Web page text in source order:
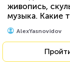
живопись,
музыка. Какие
великих
известны?
AlexYasnovidov